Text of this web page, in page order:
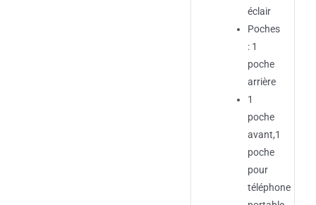
éclair
Poches
: 1
poche
arrière
1
poche
avant,1
poche
pour
téléphone